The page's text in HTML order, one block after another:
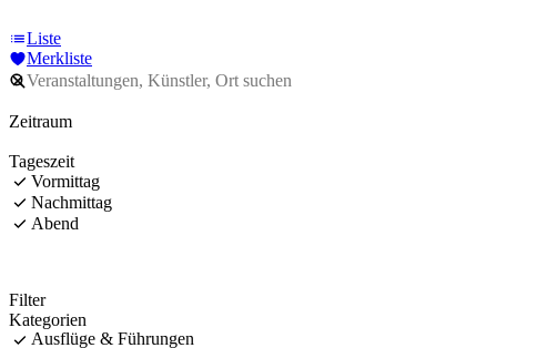
Liste
Merkliste
Zeitraum
Tageszeit
Vormittag
Nachmittag
Abend
Filter
Kategorien
Ausflüge & Führungen